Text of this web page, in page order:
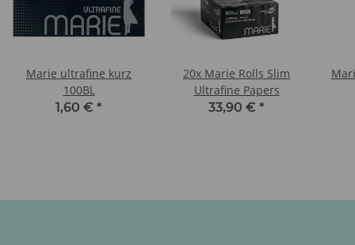
Marie ultrafine kurz
100BL
1,60 € *
20x Marie Rolls Slim
Ultrafine Papers
33,90 € *